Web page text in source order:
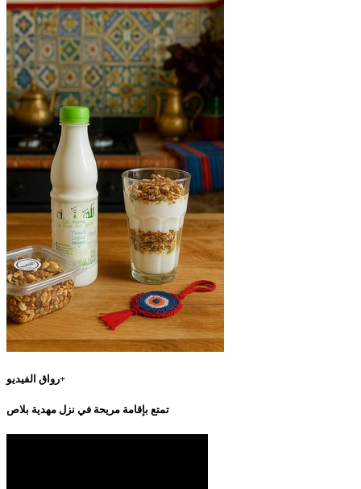
رواق الفيديو+
تمتع بإقامة مريحة في نزل مهدية بلاص